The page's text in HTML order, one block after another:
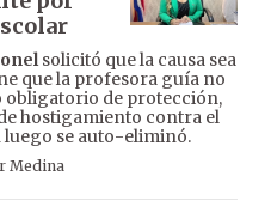
solicitó que la causa sea
que la profesora guía no
obligatorio de protección,
hostigamiento contra el
luego se auto-eliminó.
Medina